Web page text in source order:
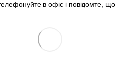
в офіс і повідомте, що